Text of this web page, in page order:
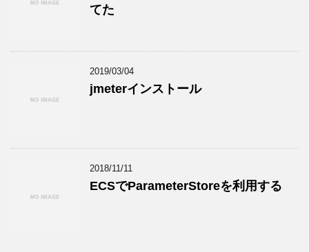
てた
2019/03/04
jmeterインストール
2018/11/11
ECSでParameterStoreを利用する